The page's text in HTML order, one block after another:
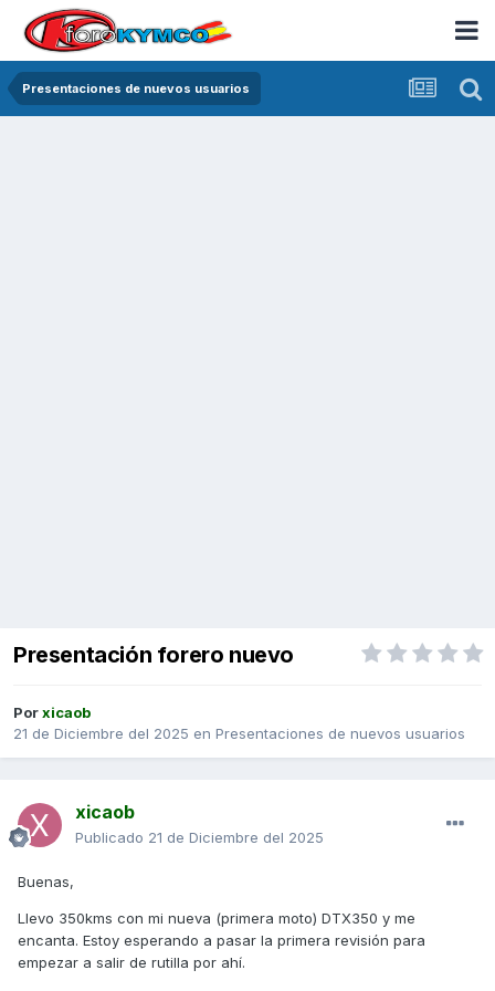
Presentaciones de nuevos usuarios
Presentación forero nuevo
Porxicaob
21 de Diciembre del 2025 en Presentaciones de nuevos usuarios
xicaob
Publicado 21 de Diciembre del 2025
Buenas,
Llevo 350kms con mi nueva (primera moto) DTX350 y me
encanta. Estoy esperando a pasar la primera revisión para
empezar a salir de rutilla por ahí.